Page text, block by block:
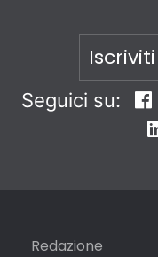
Seguici su:
Redazione